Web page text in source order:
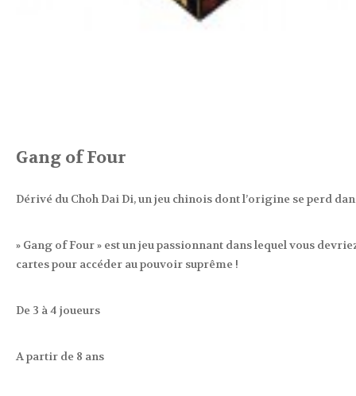
Gang of Four
Dérivé du Choh Dai Di, un jeu chinois dont l’origine se perd
» Gang of Four » est un jeu passionnant dans lequel vous
cartes pour accéder au pouvoir suprême !
De 3 à 4 joueurs
A partir de 8 ans